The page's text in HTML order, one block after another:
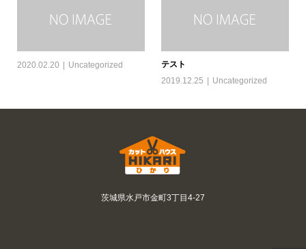
2020.02.20 Uncategorized
テスト
2019.12.25
Uncategorized
茨城県水戸市金町3丁目4-27